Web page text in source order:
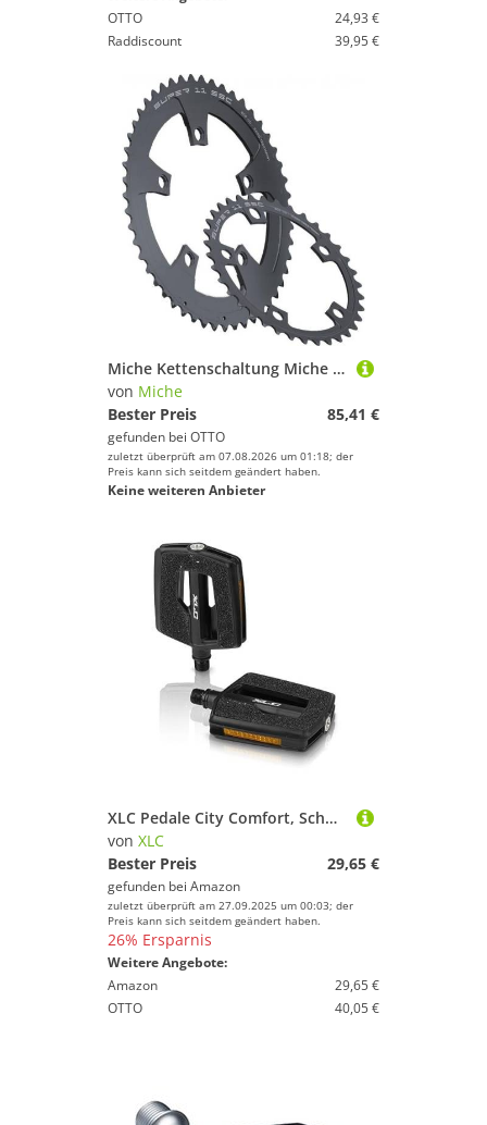
OTTO
24,93 €
Raddiscount
39,95 €
Miche Kettenschaltung Miche Kettenblatt Super11 SSC BCD 110 außen 53 Zähne schwarz 11fach
von Miche
Bester Preis
85,41 €
gefunden bei OTTO
zuletzt überprüft am 07.08.2026 um 01:18; der
Preis kann sich seitdem geändert haben.
Keine weiteren Anbieter
XLC Pedale City Comfort, Schwarz, 2501851600
von XLC
Bester Preis
29,65 €
gefunden bei Amazon
zuletzt überprüft am 27.09.2025 um 00:03; der
Preis kann sich seitdem geändert haben.
26% Ersparnis
Weitere Angebote:
Amazon
29,65 €
OTTO
40,05 €